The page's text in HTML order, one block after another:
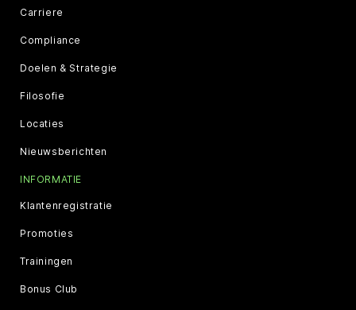
Carriere
Compliance
Doelen & Strategie
Filosofie
Locaties
Nieuwsberichten
INFORMATIE
Klantenregistratie
Promoties
Trainingen
Bonus Club